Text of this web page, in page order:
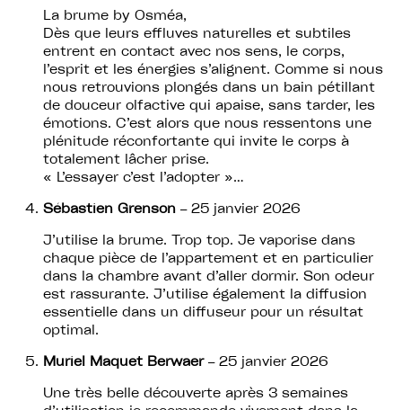
La brume by Osméa,
Dès que leurs effluves naturelles et subtiles
entrent en contact avec nos sens, le corps,
l’esprit et les énergies s’alignent. Comme si nous
nous retrouvions plongés dans un bain pétillant
de douceur olfactive qui apaise, sans tarder, les
émotions. C’est alors que nous ressentons une
plénitude réconfortante qui invite le corps à
totalement lâcher prise.
« L’essayer c’est l’adopter »…
Sébastien Grenson – 25 janvier 2026
J’utilise la brume. Trop top. Je vaporise dans
chaque pièce de l’appartement et en particulier
dans la chambre avant d’aller dormir. Son odeur
est rassurante. J’utilise également la diffusion
essentielle dans un diffuseur pour un résultat
optimal.
Muriel Maquet Berwaer – 25 janvier 2026
Une très belle découverte après 3 semaines